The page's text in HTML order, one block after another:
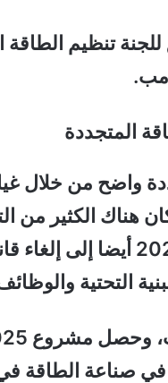
المتجددة
واضح من خلال
هناك الكثير من
المتجددة”. يدعو مشروع
في صناعة الطاقة